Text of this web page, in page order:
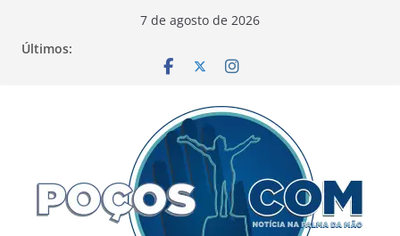
7 de agosto de 2026
Últimos: